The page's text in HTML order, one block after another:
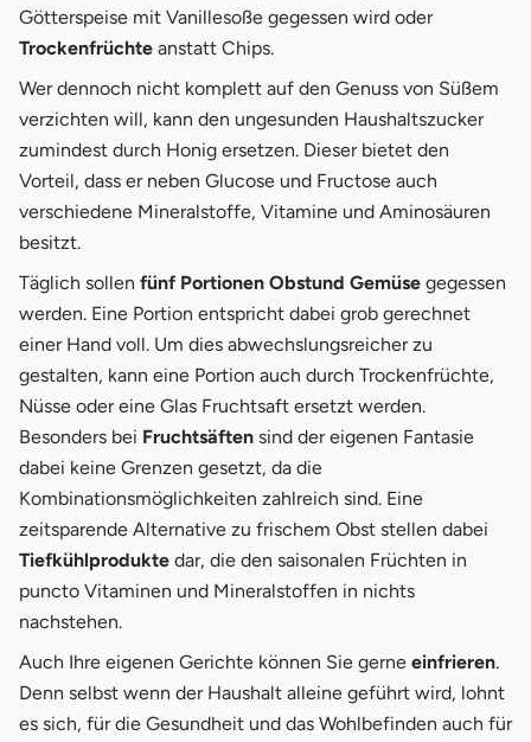
Götterspeise mit Vanillesoße gegessen wird oder
Trockenfrüchte anstatt Chips.
Wer dennoch nicht komplett auf den Genuss von Süßem
verzichten will, kann den ungesunden Haushaltszucker
zumindest durch Honig ersetzen. Dieser bietet den
Vorteil, dass er neben Glucose und Fructose auch
verschiedene Mineralstoffe, Vitamine und Aminosäuren
besitzt.
Täglich sollen fünf Portionen Obstund Gemüse gegessen
werden. Eine Portion entspricht dabei grob gerechnet
einer Hand voll. Um dies abwechslungsreicher zu
gestalten, kann eine Portion auch durch Trockenfrüchte,
Nüsse oder eine Glas Fruchtsaft ersetzt werden.
Besonders bei Fruchtsäften sind der eigenen Fantasie
dabei keine Grenzen gesetzt, da die
Kombinationsmöglichkeiten zahlreich sind. Eine
zeitsparende Alternative zu frischem Obst stellen dabei
Tiefkühlprodukte dar, die den saisonalen Früchten in
puncto Vitaminen und Mineralstoffen in nichts
nachstehen.
Auch Ihre eigenen Gerichte können Sie gerne einfrieren.
Denn selbst wenn der Haushalt alleine geführt wird, lohnt
es sich, für die Gesundheit und das Wohlbefinden auch für